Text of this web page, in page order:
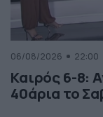
06/08/2026 22:00
Καιρός 6-8:
40άρια το